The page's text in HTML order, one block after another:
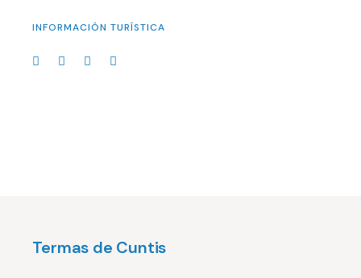
INFORMACIÓN TURÍSTICA
Termas de Cuntis